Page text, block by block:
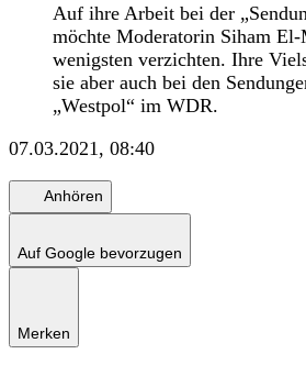
Auf ihre Arbeit bei der
möchte Moderatorin Siham
wenigsten verzichten. Ihre
sie aber auch bei den
„Westpol“ im WDR.
07.03.2021, 08:40
Anhören
Auf Google bevorzugen
Merken